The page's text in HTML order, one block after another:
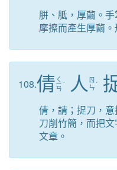
胼、胝，厚繭。
摩擦而產生厚繭
108.倩 ㄑ
ㄧ
ㄢ
ˋ 人 ㄖ
ㄣ ˊ
倩，請；捉刀，
刀削竹簡，而把
文章。